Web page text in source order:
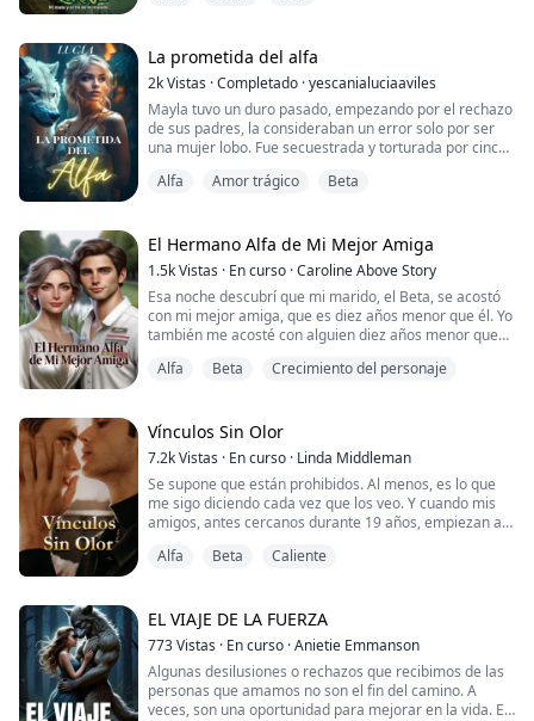
Mientras aprende a sobrevivir en un mund...
La prometida del alfa
2kVistas ·Completado ·yescanialuciaaviles
Mayla tuvo un duro pasado, empezando por el rechazo
de sus padres, la consideraban un error solo por ser
una mujer lobo. Fue secuestrada y torturada por cinco
experimentos. Cuando su mundo estaba por
Marcus estuvo buscando a su pareja por muchos años
y ...
Alfa Amor trágico Beta
El Hermano Alfa de Mi Mejor Amiga
1.5kVistas · En curso ·Caroline Above Story
Esa noche descubrí que mi marido, el Beta, se acostó
con mi mejor amiga, que es diez años menor que él. Yo
también me acosté con alguien diez años menor que
manada, mi aventura de una noche apareció de forma
manada.
Yo creía que lo nuestro solo ha...
Alfa Beta Crecimiento del personaje
Vínculos Sin Olor
7.2kVistas · En curso · Linda Middleman
Se supone que están prohibidos. Al menos, es lo que
me sigo diciendo cada vez que los veo. Y cuando mis
amigos, antes cercanos durante 19 años, empiezan a
ellos asumen sus nuevos roles dentro de la manada.
Gamma.
Siempre me dicen que soy un inútil mientras la
manada me trata con cero resp...
Alfa Beta Caliente
EL VIAJE DE LA FUERZA
773Vistas · En curso ·Anietie Emmanson
Algunas desilusiones o rechazos que recibimos de las
personas que amamos no son el fin del camino. A
veces, son una oportunidad para mejorar en la vida. En